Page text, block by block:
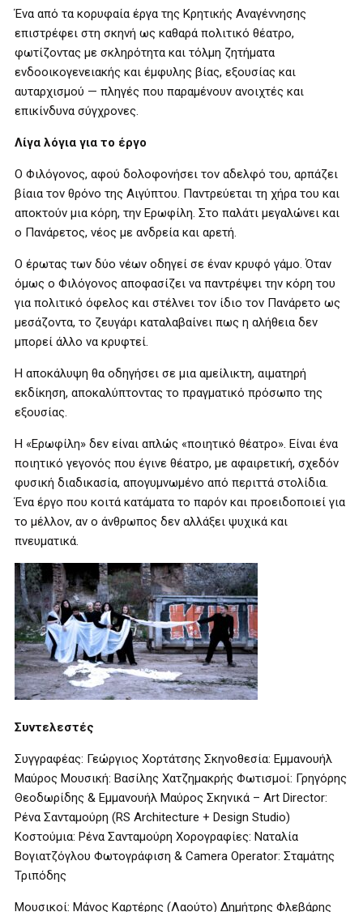
Ένα από τα κορυφαία έργα της Κρητικής Αναγέννησης
επιστρέφει στη σκηνή ως καθαρά πολιτικό θέατρο,
φωτίζοντας με σκληρότητα και τόλμη ζητήματα
ενδοοικογενειακής και έμφυλης βίας, εξουσίας και
αυταρχισμού — πληγές που παραμένουν ανοιχτές και
επικίνδυνα σύγχρονες.
Λίγα λόγια για το έργο
Ο Φιλόγονος, αφού δολοφονήσει τον αδελφό του, αρπάζει
βίαια τον θρόνο της Αιγύπτου. Παντρεύεται τη χήρα του και
αποκτούν μια κόρη, την Ερωφίλη. Στο παλάτι μεγαλώνει και
ο Πανάρετος, νέος με ανδρεία και αρετή.
Ο έρωτας των δύο νέων οδηγεί σε έναν κρυφό γάμο. Όταν
όμως ο Φιλόγονος αποφασίζει να παντρέψει την κόρη του
για πολιτικό όφελος και στέλνει τον ίδιο τον Πανάρετο ως
μεσάζοντα, το ζευγάρι καταλαβαίνει πως η αλήθεια δεν
μπορεί άλλο να κρυφτεί.
Η αποκάλυψη θα οδηγήσει σε μια αμείλικτη, αιματηρή
εκδίκηση, αποκαλύπτοντας το πραγματικό πρόσωπο της
εξουσίας.
Η «Ερωφίλη» δεν είναι απλώς «ποιητικό θέατρο». Είναι ένα
ποιητικό γεγονός που έγινε θέατρο, με αφαιρετική, σχεδόν
φυσική διαδικασία, απογυμνωμένο από περιττά στολίδια.
Ένα έργο που κοιτά κατάματα το παρόν και προειδοποιεί για
το μέλλον, αν ο άνθρωπος δεν αλλάξει ψυχικά και
πνευματικά.
Συντελεστές
Συγγραφέας: Γεώργιος Χορτάτσης Σκηνοθεσία: Εμμανουήλ
Μαύρος Μουσική: Βασίλης Χατζημακρής Φωτισμοί: Γρηγόρης
Θεοδωρίδης & Εμμανουήλ Μαύρος Σκηνικά – Art Director:
Ρένα Σανταμούρη (RS Architecture + Design Studio)
Κοστούμια: Ρένα Σανταμούρη Χορογραφίες: Ναταλία
Βογιατζόγλου Φωτογράφιση & Camera Operator: Σταμάτης
Τριπόδης
Μουσικοί: Μάνος Καρτέρης (Λαούτο) Δημήτρης Φλεβάρης